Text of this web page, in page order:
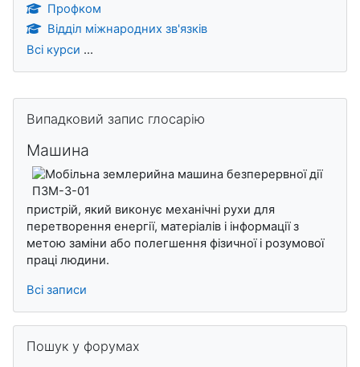
Профком
Відділ міжнародних зв'язків
Всі курси ...
Блоки
Випадковий запис глосарію
Машина
пристрій, який виконує механічні рухи для
перетворення енергії, матеріалів і інформації з
метою заміни або полегшення фізичної і розумової
праці людини.
Всі записи
Пошук у форумах